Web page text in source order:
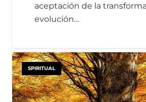
aceptación de la
evolución…
SPIRITUAL